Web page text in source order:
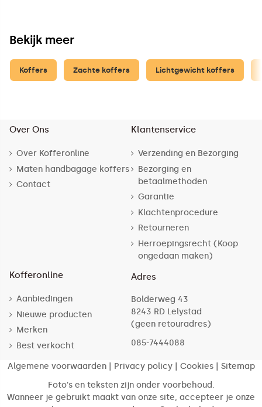
Bekijk meer
Koffers Zachte koffers Lichtgewicht koffers
Over Ons
Over Kofferonline
Maten handbagage koffers
Contact
Klantenservice
Verzending en Bezorging
Bezorging en
betaalmethoden
Garantie
Klachtenprocedure
Retourneren
Herroepingsrecht (Koop
ongedaan maken)
Kofferonline
Aanbiedingen
Nieuwe producten
Merken
Best verkocht
Adres
Bolderweg 43
8243 RD Lelystad
(geen retouradres)
085-7444088
Algemene voorwaarden| Privacy policy| Cookies| Sitemap
Foto's en teksten zijn onder voorbehoud.
Wanneer je gebruikt maakt van onze site, accepteer je onze